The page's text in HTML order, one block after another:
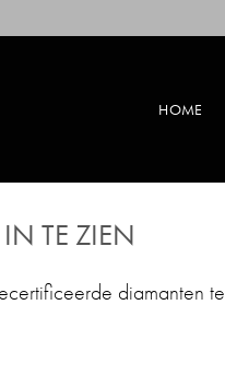
HOME
TE ZIEN
diamanten